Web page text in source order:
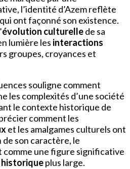
l’identité d’Azem reflète
ont façonné son existence.
évolution culturellede sa
lumière les interactions
groupes, croyances et
souligne comment
les complexités d’une société
le contexte historique de
comment les
et les amalgames culturels ont
son caractère, le
une figure significative
plus large.